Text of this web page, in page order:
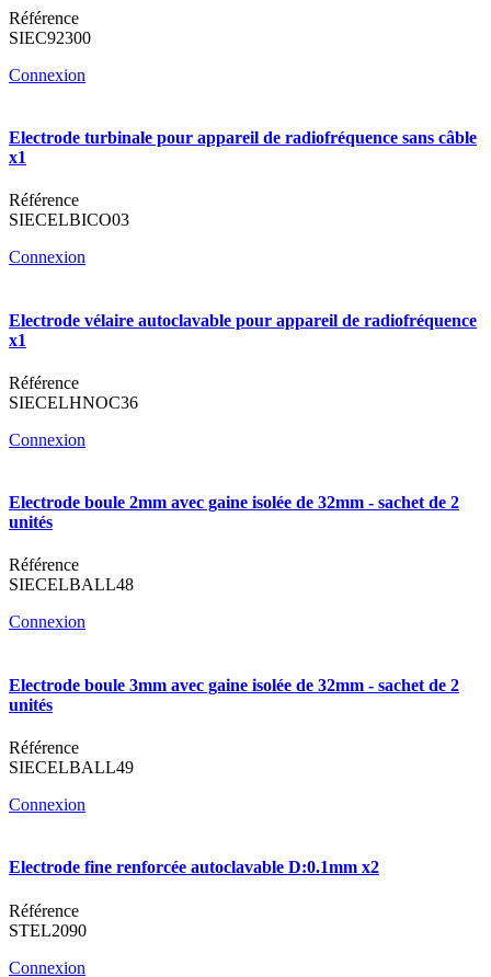
Référence
SIEC92300
Connexion
Electrode turbinale pour appareil de radiofréquence sans câble
x1
Référence
SIECELBICO03
Connexion
Electrode vélaire autoclavable pour appareil de radiofréquence
x1
Référence
SIECELHNOC36
Connexion
Electrode boule 2mm avec gaine isolée de 32mm - sachet de 2
unités
Référence
SIECELBALL48
Connexion
Electrode boule 3mm avec gaine isolée de 32mm - sachet de 2
unités
Référence
SIECELBALL49
Connexion
Electrode fine renforcée autoclavable D:0.1mm x2
Référence
STEL2090
Connexion